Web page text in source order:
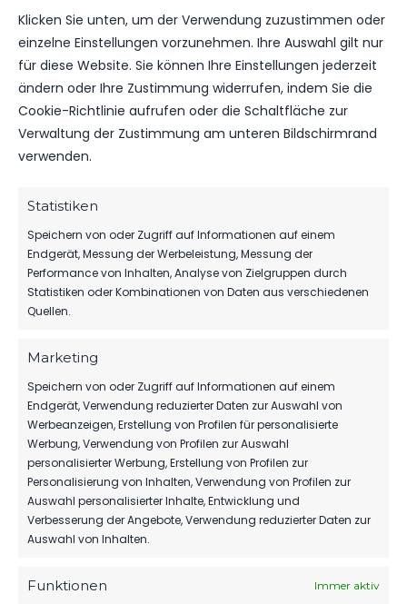
Klicken Sie unten, um der Verwendung zuzustimmen oder
einzelne Einstellungen vorzunehmen. Ihre Auswahl gilt nur
für diese Website. Sie können Ihre Einstellungen jederzeit
ändern oder Ihre Zustimmung widerrufen, indem Sie die
Cookie-Richtlinie aufrufen oder die Schaltfläche zur
Verwaltung der Zustimmung am unteren Bildschirmrand
verwenden.
Statistiken
Speichern von oder Zugriff auf Informationen auf einem
Endgerät, Messung der Werbeleistung, Messung der
Performance von Inhalten, Analyse von Zielgruppen durch
Statistiken oder Kombinationen von Daten aus verschiedenen
Quellen.
Marketing
Speichern von oder Zugriff auf Informationen auf einem
Endgerät, Verwendung reduzierter Daten zur Auswahl von
Werbeanzeigen, Erstellung von Profilen für personalisierte
Werbung, Verwendung von Profilen zur Auswahl
personalisierter Werbung, Erstellung von Profilen zur
Personalisierung von Inhalten, Verwendung von Profilen zur
Auswahl personalisierter Inhalte, Entwicklung und
Verbesserung der Angebote, Verwendung reduzierter Daten zur
Auswahl von Inhalten.
Funktionen Immer aktiv
RECAP
1. KREISKLASSE 2023/24 4. FEBRUAR 2024 11:00
SG GLIENICK
FSV 63 LUCKENWALDE E1-
JUGEND
–
TICKETS
Eintrittspreise & Spieltag
PARTNER WERDEN
Sponsoring & Netzwerk
FSV 63 LUCKENWALDE
E.V.
Mit Kopf und Fuß für
NEUESTE NACHRICHTEN
TIM MEYER WECHSELT
HALBERSTADT
7. August 2026
6. August 2026